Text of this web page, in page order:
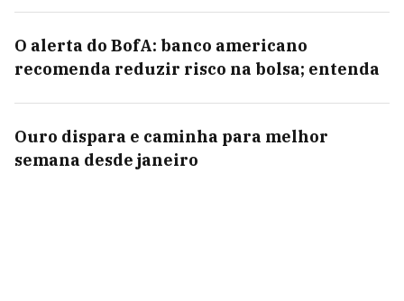
O alerta do BofA: banco americano
recomenda reduzir risco na bolsa; entenda
Ouro dispara e caminha para melhor
semana desde janeiro